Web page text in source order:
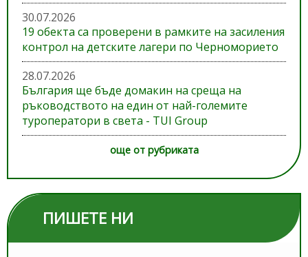
30.07.2026
19 обекта са проверени в рамките на засиления
контрол на детските лагери по Черноморието
28.07.2026
България ще бъде домакин на среща на
ръководството на един от най-големите
туроператори в света - TUI Group
още от рубриката
ПИШЕТЕ НИ